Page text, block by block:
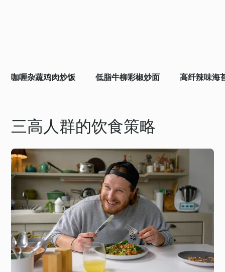
咖喱杂蔬鸡肉炒饭 低脂牛柳彩椒炒面 高纤辣味海
三高人群的饮食策略